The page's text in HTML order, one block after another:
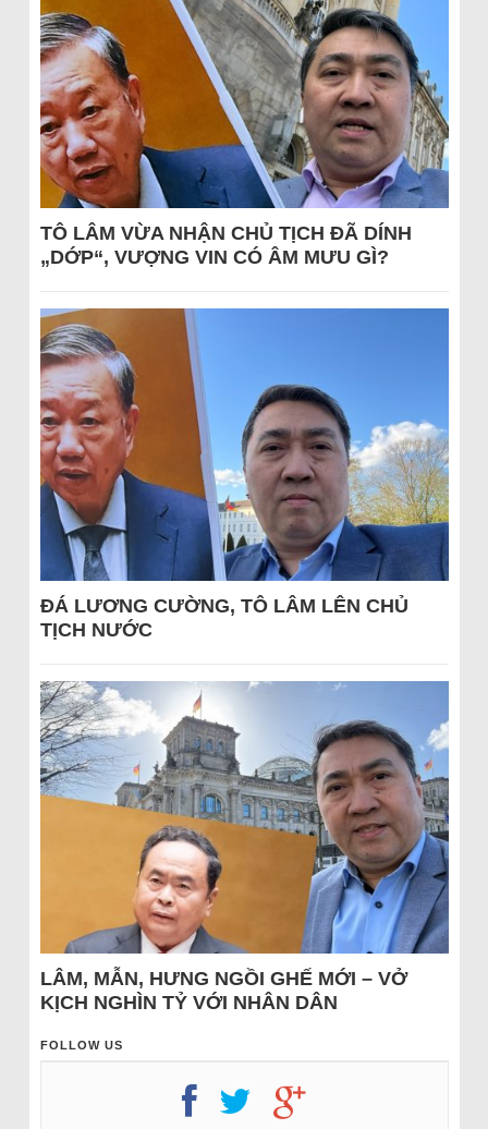
TÔ LÂM VỪA NHẬN CHỦ TỊCH ĐÃ DÍNH
„DỚP“, VƯỢNG VIN CÓ ÂM MƯU GÌ?
ĐÁ LƯƠNG CƯỜNG, TÔ LÂM LÊN CHỦ
TỊCH NƯỚC
LÂM, MẪN, HƯNG NGỒI GHẾ MỚI – VỞ
KỊCH NGHÌN TỶ VỚI NHÂN DÂN
FOLLOW US